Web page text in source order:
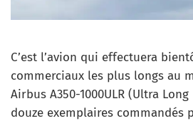
C’est l’avion qui effectuera
commerciaux les plus longs au
Airbus A350-1000ULR (Ultra
douze exemplaires commandés